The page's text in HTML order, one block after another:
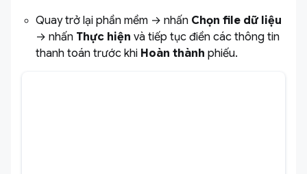
Quay trở lại phần mềm → nhấn Chọn file dữ liệu
→ nhấn Thực hiện và tiếp tục điền các thông tin
thanh toán trước khi Hoàn thành phiếu.